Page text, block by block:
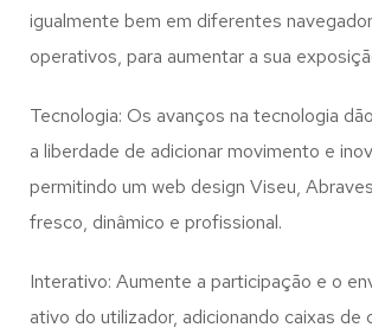
igualmente bem em diferentes
operativos, para aumentar a sua
Tecnologia: Os avanços na tecnologia
a liberdade de adicionar movimento e
permitindo um web design Viseu,
fresco, dinâmico e profissional.
Interativo: Aumente a participação e o
ativo do utilizador, adicionando caixas de